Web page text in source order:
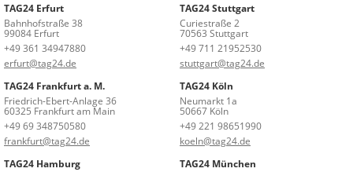
TAG24 Erfurt
Bahnhofstraße 38
99084 Erfurt
+49 361 34947880
erfurt@tag24.de
TAG24 Stuttgart
Curiestraße 2
70563 Stuttgart
+49 711 21952530
stuttgart@tag24.de
TAG24 Frankfurt a. M.
Friedrich-Ebert-Anlage 36
60325 Frankfurt am Main
+49 69 348750580
frankfurt@tag24.de
TAG24 Köln
Neumarkt 1a
50667 Köln
+49 221 98651990
koeln@tag24.de
TAG24 Hamburg
TAG24 München